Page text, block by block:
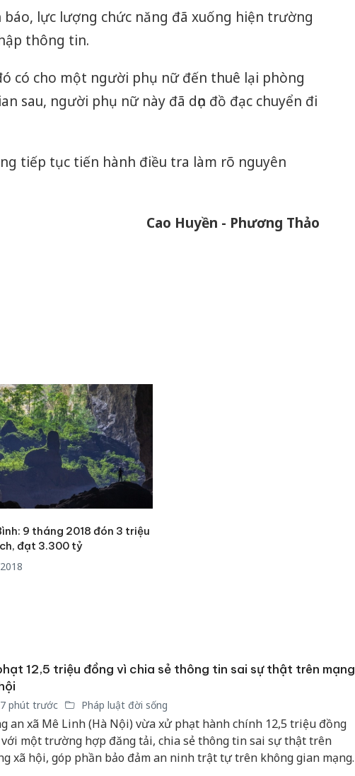
lực lượng chức năng đã xuống hiện trường
thông tin.
có cho một người phụ nữ đến thuê lại phòng
sau, người phụ nữ này đã dọn đồ đạc chuyển đi
tiếp tục tiến hành điều tra làm rõ nguyên
Cao Huyền - Phương Thảo
9 tháng 2018 đón 3 triệu
đạt 3.300 tỷ
12,5 triệu đồng vì chia sẻ thông tin sai sự thật trên mạng
phút trước Pháp luật đời sống
an xã Mê Linh (Hà Nội) vừa xử phạt hành chính 12,5 triệu đồng
một trường hợp đăng tải, chia sẻ thông tin sai sự thật trên
xã hội, góp phần bảo đảm an ninh trật tự trên không gian mạng.